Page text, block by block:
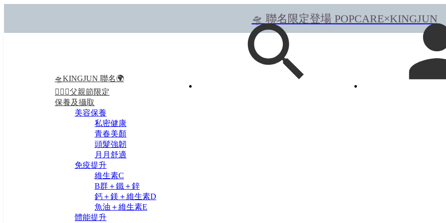
🛸 聯名限定登場 POPCARE×KINGJUN
🛸 聯名限定登場 POPCARE×KINGJUN
📅8/4 - 8/10 父親節加碼登場！滿888元折88
🍦選擇「宅配」、「門市店取」贈全家霜淇
🛸KINGJUN 聯名🌍
🙍🏻‍♂️父親節限定
保養及攝取
美容保養
私密健康
青春美顏
頭髮強韌
月月舒適
免疫提升
維生素C
B群＋鐵＋鋅
鈣＋鎂＋維生素D
魚油＋維生素E
體能提升